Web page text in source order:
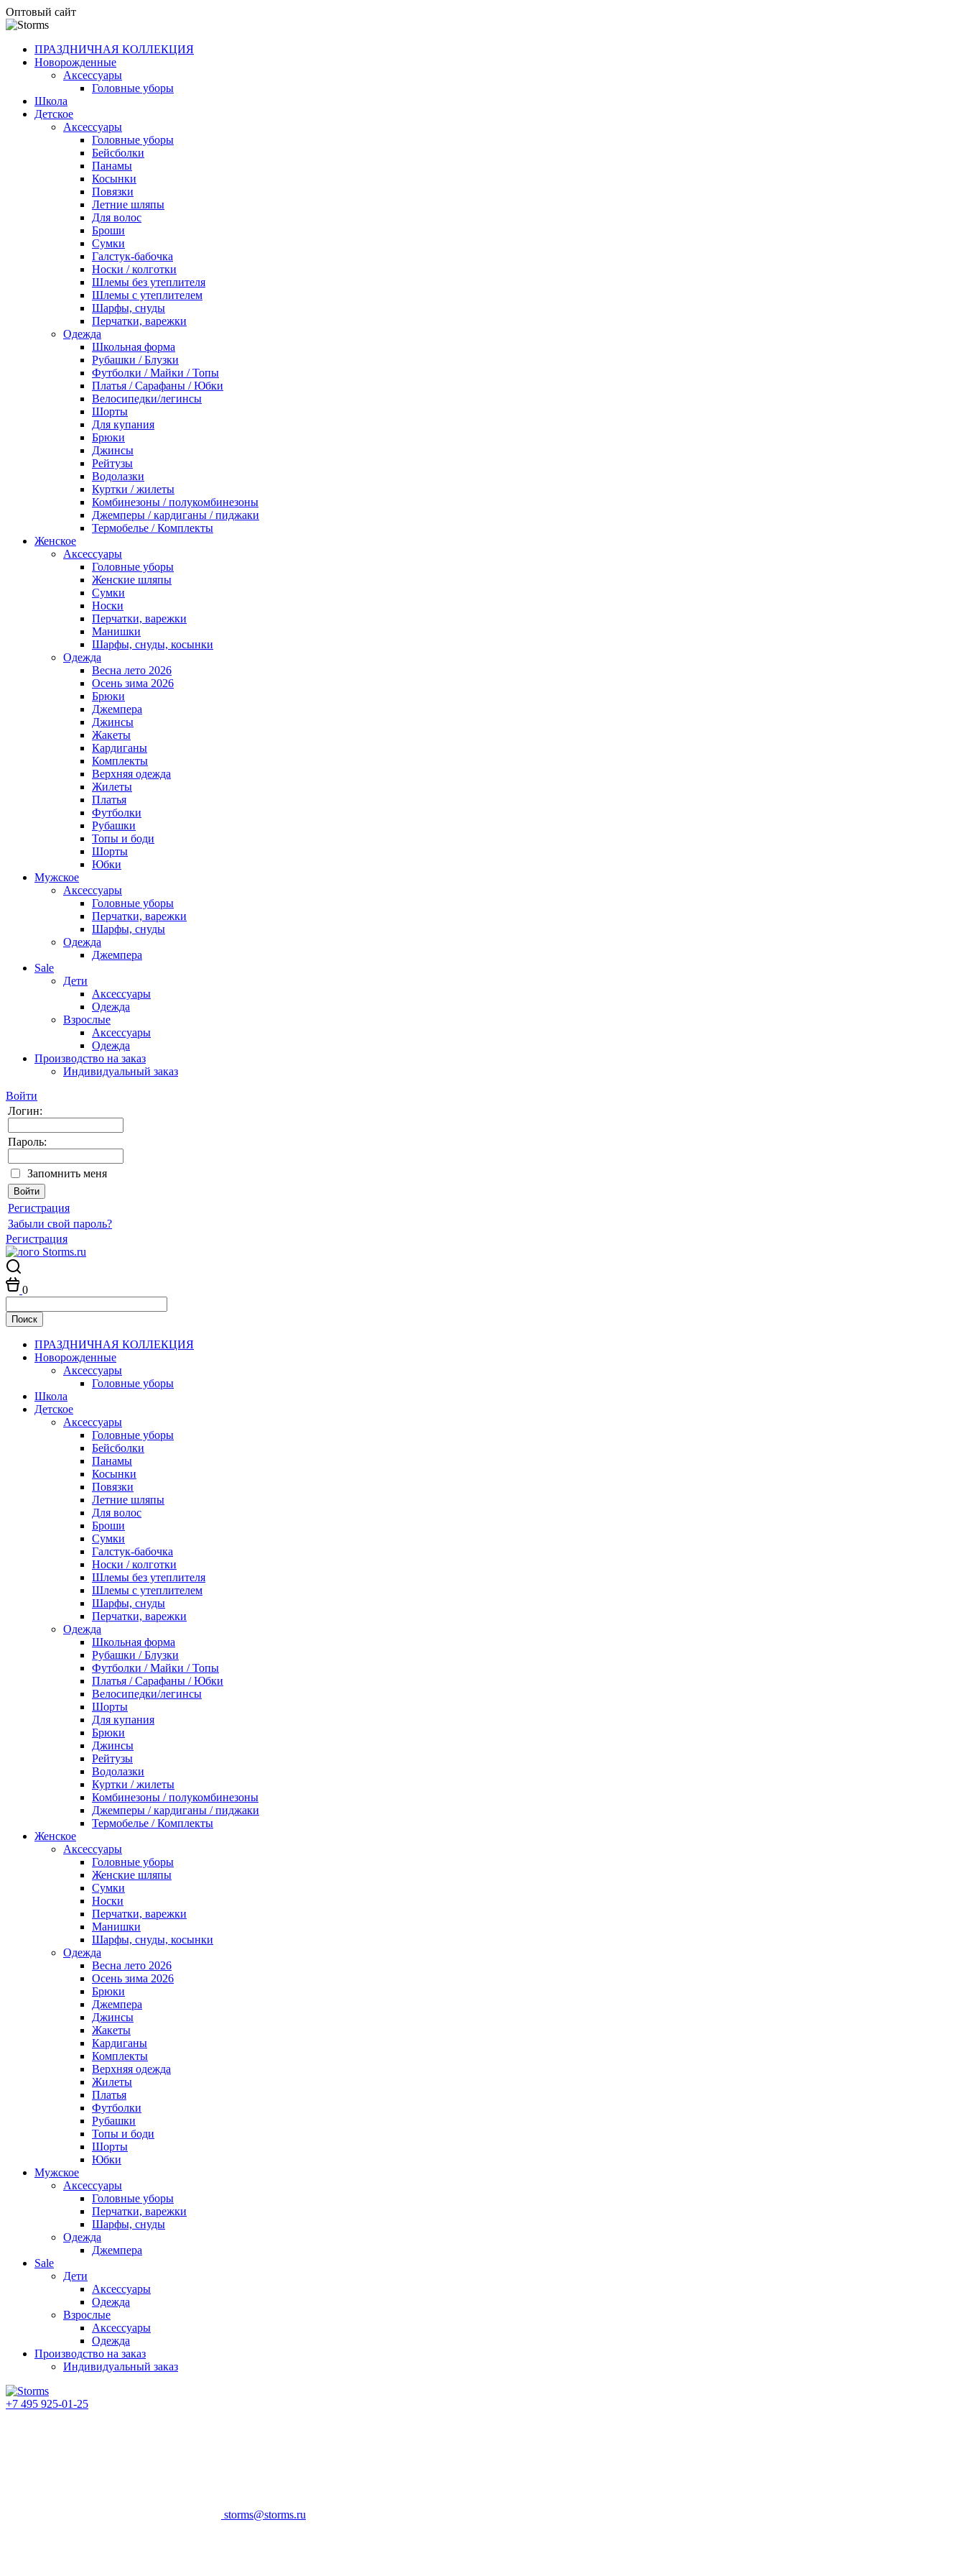
Оптовый сайт
ПРАЗДНИЧНАЯ КОЛЛЕКЦИЯ
Новорожденные
Аксессуары
Головные уборы
Школа
Детское
Аксессуары
Головные уборы
Бейсболки
Панамы
Косынки
Повязки
Летние шляпы
Для волос
Броши
Сумки
Галстук-бабочка
Носки / колготки
Шлемы без утеплителя
Шлемы с утеплителем
Шарфы, снуды
Перчатки, варежки
Одежда
Школьная форма
Рубашки / Блузки
Футболки / Майки / Топы
Платья / Сарафаны / Юбки
Велосипедки/легинсы
Шорты
Для купания
Брюки
Джинсы
Рейтузы
Водолазки
Куртки / жилеты
Комбинезоны / полукомбинезоны
Джемперы / кардиганы / пиджаки
Термобелье / Комплекты
Женское
Аксессуары
Головные уборы
Женские шляпы
Сумки
Носки
Перчатки, варежки
Манишки
Шарфы, снуды, косынки
Одежда
Весна лето 2026
Осень зима 2026
Брюки
Джемпера
Джинсы
Жакеты
Кардиганы
Комплекты
Верхняя одежда
Жилеты
Платья
Футболки
Рубашки
Топы и боди
Шорты
Юбки
Мужское
Аксессуары
Головные уборы
Перчатки, варежки
Шарфы, снуды
Одежда
Джемпера
Sale
Дети
Аксессуары
Одежда
Взрослые
Аксессуары
Одежда
Производство на заказ
Индивидуальный заказ
Войти
Логин:
Пароль:
Запомнить меня
Регистрация
Забыли свой пароль?
Регистрация
0
ПРАЗДНИЧНАЯ КОЛЛЕКЦИЯ
Новорожденные
Аксессуары
Головные уборы
Школа
Детское
Аксессуары
Головные уборы
Бейсболки
Панамы
Косынки
Повязки
Летние шляпы
Для волос
Броши
Сумки
Галстук-бабочка
Носки / колготки
Шлемы без утеплителя
Шлемы с утеплителем
Шарфы, снуды
Перчатки, варежки
Одежда
Школьная форма
Рубашки / Блузки
Футболки / Майки / Топы
Платья / Сарафаны / Юбки
Велосипедки/легинсы
Шорты
Для купания
Брюки
Джинсы
Рейтузы
Водолазки
Куртки / жилеты
Комбинезоны / полукомбинезоны
Джемперы / кардиганы / пиджаки
Термобелье / Комплекты
Женское
Аксессуары
Головные уборы
Женские шляпы
Сумки
Носки
Перчатки, варежки
Манишки
Шарфы, снуды, косынки
Одежда
Весна лето 2026
Осень зима 2026
Брюки
Джемпера
Джинсы
Жакеты
Кардиганы
Комплекты
Верхняя одежда
Жилеты
Платья
Футболки
Рубашки
Топы и боди
Шорты
Юбки
Мужское
Аксессуары
Головные уборы
Перчатки, варежки
Шарфы, снуды
Одежда
Джемпера
Sale
Дети
Аксессуары
Одежда
Взрослые
Аксессуары
Одежда
Производство на заказ
Индивидуальный заказ
+7 495 925-01-25
storms@storms.ru